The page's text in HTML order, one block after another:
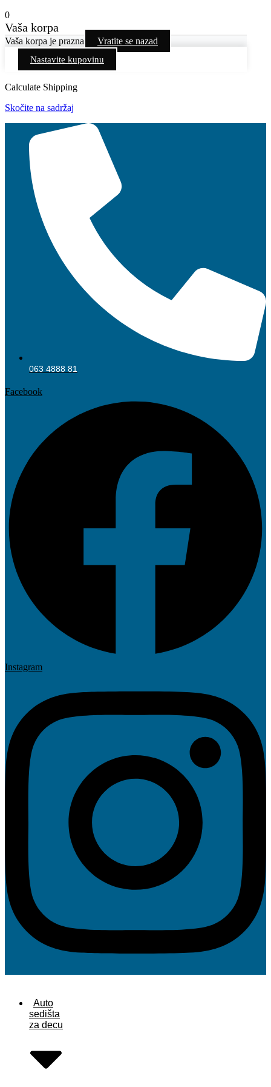
0
Vaša korpa
Vaša korpa je prazna Vratite se nazad
Nastavite kupovinu
Calculate Shipping
Skočite na sadržaj
063 4888 81
Facebook
Instagram
Auto
sedišta
za decu